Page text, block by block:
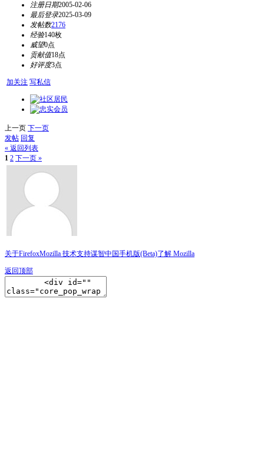
注册日期2005-02-06
最后登录2025-03-09
发帖数2176
经验140枚
威望0点
贡献值18点
好评度3点
加关注 写私信
上一页 下一页
发帖 回复
« 返回列表
1 2 下一页 »
关于FirefoxMozilla 技术支持谋智中国手机版(Beta)了解 Mozilla
返回顶部